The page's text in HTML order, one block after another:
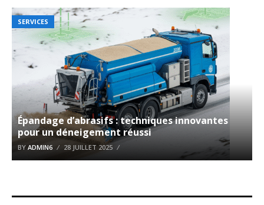
SERVICES
Épandage d’abrasifs : techniques innovantes
pour un déneigement réussi
BY ADMIN6 28 JUILLET 2025